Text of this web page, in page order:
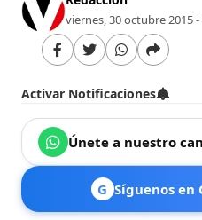
viernes, 30 octubre 2015 -
Activar Notificaciones
Únete a nuestro
G Síguenos en